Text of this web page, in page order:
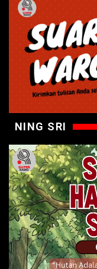
NING SRI